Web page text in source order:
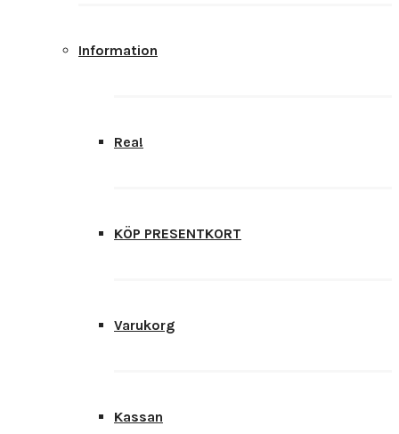
Information
Rea!
KÖP PRESENTKORT
Varukorg
Kassan